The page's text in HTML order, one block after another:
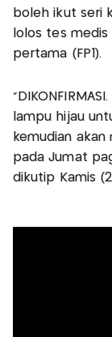
boleh ikut seri
lolos tes
pertama (FP1).
lampu hijau
kemudian
pada Jumat
dikutip Kamis